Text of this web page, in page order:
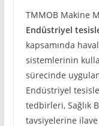
TMMOB Makine
Endüstriyel
kapsamında
sistemlerinin
sürecinde
Endüstriyel
tedbirleri, Sağlık
tavsiyelerine ilave